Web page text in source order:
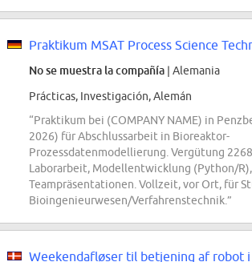
No se muestra la compañía | Alemania
Prácticas, Investigación, Alemán
“Praktikum bei (COMPANY NAME) in
2026) für Abschlussarbeit in Bioreaktor-
Prozessdatenmodellierung. Vergütung
Laborarbeit, Modellentwicklung (Python/R),
Teampräsentationen. Vollzeit, vor Ort, für
Bioingenieurwesen/Verfahrenstechnik.”